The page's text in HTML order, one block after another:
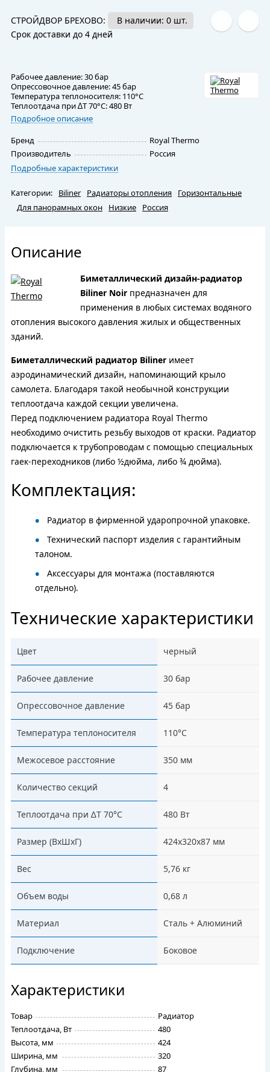
СТРОЙДВОР БРЕХОВО:
В наличии: 0 шт.
Срок доставки до 4 дней
Рабочее давление: 30 бар
Опрессовочное давление: 45 бар
Температура теплоносителя: 110°С
Теплоотдача при ∆Т 70°С: 480 Вт
Подробное описание
Бренд
Royal Thermo
Производитель
Россия
Подробные характеристики
Категории: Biliner Радиаторы отопления
Горизонтальные
Для панорамных окон
Низкие Россия
Описание
Биметаллический дизайн-радиатор
Biliner Noir предназначен для
применения в любых системах водяного
отопления высокого давления жилых и общественных
зданий.
Биметаллический радиатор Biliner имеет
аэродинамический дизайн, напоминающий крыло
самолета. Благодаря такой необычной конструкции
теплоотдача каждой секции увеличена.
Перед подключением радиатора Royal Thermo
необходимо очистить резьбу выходов от краски. Радиатор
подключается к трубопроводам с помощью специальных
гаек-переходников (либо ½дюйма, либо ¾ дюйма).
Комплектация:
Радиатор в фирменной ударопрочной упаковке.
Технический паспорт изделия с гарантийным
талоном.
Аксессуары для монтажа (поставляются
отдельно).
Технические характеристики
Цвет черный
Рабочее давление 30 бар
Опрессовочное давление 45 бар
Температура теплоносителя 110°С
Межосевое расстояние 350 мм
Количество секций 4
Теплоотдача при ∆Т 70°С 480 Вт
Размер (ВхШхГ) 424х320х87 мм
Вес 5,76 кг
Объем воды 0,68 л
Материал Сталь + Алюминий
Подключение Боковое
Характеристики
Товар
Радиатор
Теплоотдача, Вт
480
Высота, мм
424
Ширина, мм
320
Глубина, мм
87